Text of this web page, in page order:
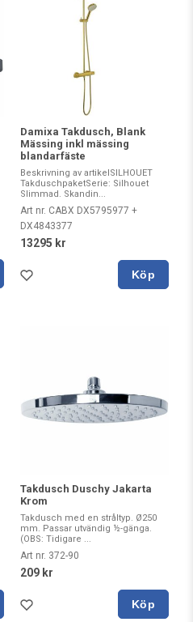
Damixa Takdusch, Blank
Mässing inkl mässing
blandarfäste
Beskrivning av artikelSILHOUET
TakduschpaketSerie: Silhouet
Slimmad. Skandin...
Art nr. CABX DX5795977 +
DX4843377
13295 kr
Köp
Takdusch Duschy Jakarta
Krom
Takdusch med en stråltyp. Ø250
mm. Passar utvändig ½-gänga.
(OBS: Tidigare ...
Art nr. 372-90
209 kr
Köp